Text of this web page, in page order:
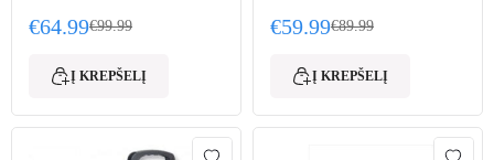
€99.99
Original price was: €99.99.
€64.99
Current price is: €64.99.
Į KREPŠELĮ
€89.99
Original price was:
€59.99
Current price is: €59.99.
Į KREPŠELĮ